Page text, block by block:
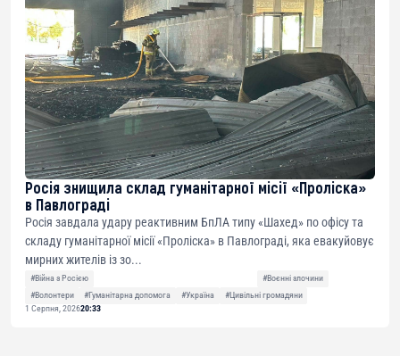
Росія знищила склад гуманітарної місії «Проліска»
в Павлограді
Росія завдала удару реактивним БпЛА типу «Шахед» по офісу та
складу гуманітарної місії «Проліска» в Павлограді, яка евакуйовує
мирних жителів із зо...
#Війна з Росією
#Воєнні злочини
#Волонтери
#Гуманітарна допомога #Україна
#Цивільні громадяни
1 Серпня, 202620:33